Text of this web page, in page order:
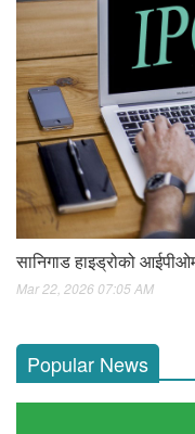
सानिगाड हाइड्रोको
Mar 22, 2026 07:05 AM
Popular News